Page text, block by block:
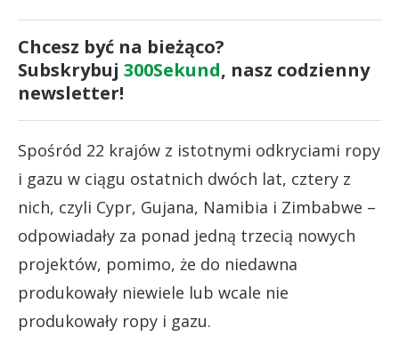
Chcesz być na bieżąco?
Subskrybuj 300Sekund, nasz codzienny
newsletter!
Spośród 22 krajów z istotnymi odkryciami ropy
i gazu w ciągu ostatnich dwóch lat, cztery z
nich, czyli Cypr, Gujana, Namibia i Zimbabwe –
odpowiadały za ponad jedną trzecią nowych
projektów, pomimo, że do niedawna
produkowały niewiele lub wcale nie
produkowały ropy i gazu.